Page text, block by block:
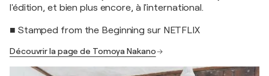
l'édition, et bien plus encore, à l'international.
■ Stamped from the Beginning sur NETFLIX
Découvrir la page de Tomoya Nakano